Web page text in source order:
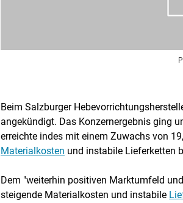
Beim Salzburger
angekündigt. Das Konzernergebnis ging
erreichte indes mit einem Zuwachs von
Materialkosten und instabile Lieferketten
Dem "weiterhin positiven Marktumfeld
steigende Materialkosten und instabile